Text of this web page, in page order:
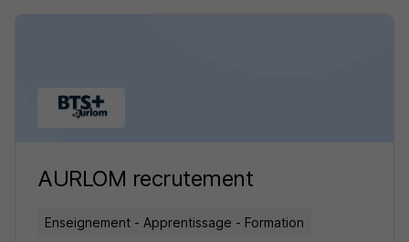
AURLOM recrutement
Enseignement - Apprentissage - Formation